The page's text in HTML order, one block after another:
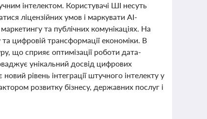
інтелектом. Користувачі ШІ несуть
ліцензійних умов і маркувати AI-
та публічних комунікаціях. На
цифровій трансформації економіки. В
що сприяє оптимізації роботи дата-
унікальний досвід цифрових
рівень інтеграції штучного інтелекту у
розвитку бізнесу, державних послуг і